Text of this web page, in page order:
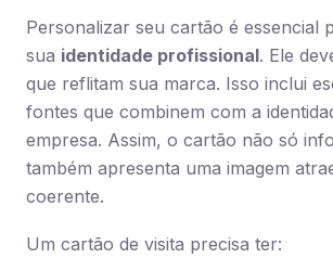
Personalizar seu cartão é essencial
sua identidade profissional. Ele
que reflitam sua marca. Isso inclui
fontes que combinem com a
empresa. Assim, o cartão não só
também apresenta uma imagem
coerente.
Um cartão de visita precisa ter: